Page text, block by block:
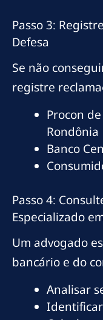
Passo 3:
Defesa
Se não
registre
Procon
Rondônia
Banco
Passo 4:
Especializado
Um advogado
bancário e do
Analisar